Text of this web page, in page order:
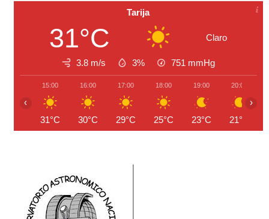
Tarija
31°C Claro
3.8 m/s 3% 751 mmHg
15:00
31°C
16:00
30°C
17:00
29°C
18:00
25°C
19:00
23°C
20:00
21°C
‹ ›